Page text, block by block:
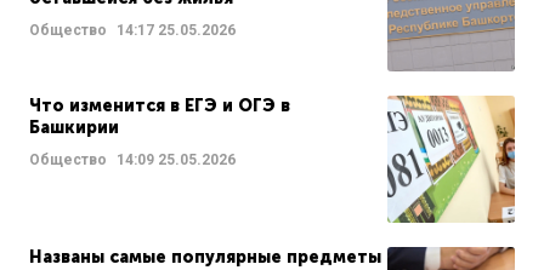
Общество 14:17 25.05.2026
Что изменится в ЕГЭ и ОГЭ в
Башкирии
Общество 14:09 25.05.2026
Названы самые популярные предметы